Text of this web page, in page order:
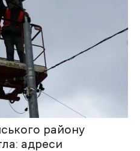
району
адреси